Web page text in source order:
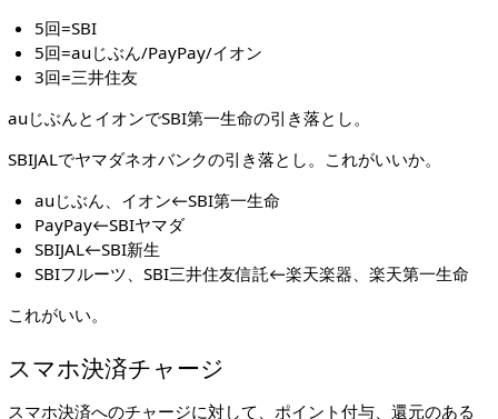
5回=SBI
5回=auじぶん/PayPay/イオン
3回=三井住友
auじぶんとイオンでSBI第一生命の引き落とし。
SBIJALでヤマダネオバンクの引き落とし。これがいいか。
auじぶん、イオン←SBI第一生命
PayPay←SBIヤマダ
SBIJAL←SBI新生
SBIフルーツ、SBI三井住友信託←楽天楽器、楽天第一生命
これがいい。
スマホ決済チャージ
スマホ決済へのチャージに対して、ポイント付与、還元のある